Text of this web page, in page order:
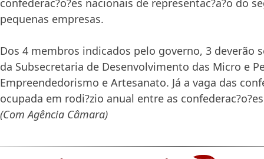
confederac?o?es nacionais de representac?a?o do
pequenas empresas.
Dos 4 membros indicados pelo governo, 3 deverão
da Subsecretaria de Desenvolvimento das Micro e
Empreendedorismo e Artesanato. Já a vaga das
ocupada em rodi?zio anual entre as
(Com Agência Câmara)